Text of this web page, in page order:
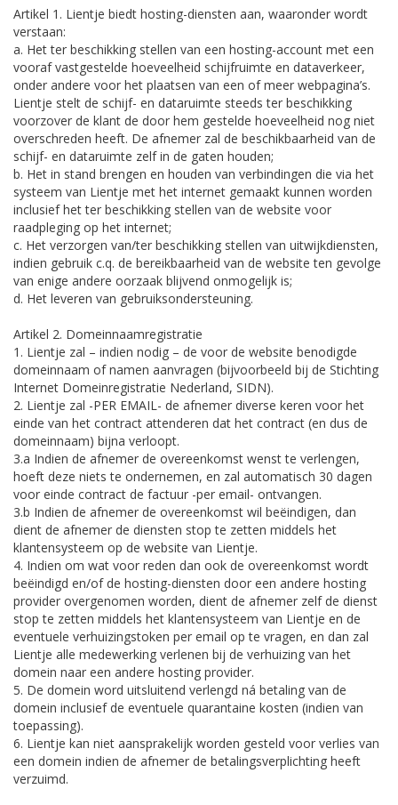
Artikel 1. Lientje biedt hosting-diensten aan, waaronder wordt
verstaan:
a. Het ter beschikking stellen van een hosting-account met een
vooraf vastgestelde hoeveelheid schijfruimte en dataverkeer,
onder andere voor het plaatsen van een of meer webpagina’s.
Lientje stelt de schijf- en dataruimte steeds ter beschikking
voorzover de klant de door hem gestelde hoeveelheid nog niet
overschreden heeft. De afnemer zal de beschikbaarheid van de
schijf- en dataruimte zelf in de gaten houden;
b. Het in stand brengen en houden van verbindingen die via het
systeem van Lientje met het internet gemaakt kunnen worden
inclusief het ter beschikking stellen van de website voor
raadpleging op het internet;
c. Het verzorgen van/ter beschikking stellen van uitwijkdiensten,
indien gebruik c.q. de bereikbaarheid van de website ten gevolge
van enige andere oorzaak blijvend onmogelijk is;
d. Het leveren van gebruiksondersteuning.
Artikel 2. Domeinnaamregistratie
1. Lientje zal – indien nodig – de voor de website benodigde
domeinnaam of namen aanvragen (bijvoorbeeld bij de Stichting
Internet Domeinregistratie Nederland, SIDN).
2. Lientje zal -PER EMAIL- de afnemer diverse keren voor het
einde van het contract attenderen dat het contract (en dus de
domeinnaam) bijna verloopt.
3.a Indien de afnemer de overeenkomst wenst te verlengen,
hoeft deze niets te ondernemen, en zal automatisch 30 dagen
voor einde contract de factuur -per email- ontvangen.
3.b Indien de afnemer de overeenkomst wil beëindigen, dan
dient de afnemer de diensten stop te zetten middels het
klantensysteem op de website van Lientje.
4. Indien om wat voor reden dan ook de overeenkomst wordt
beëindigd en/of de hosting-diensten door een andere hosting
provider overgenomen worden, dient de afnemer zelf de dienst
stop te zetten middels het klantensysteem van Lientje en de
eventuele verhuizingstoken per email op te vragen, en dan zal
Lientje alle medewerking verlenen bij de verhuizing van het
domein naar een andere hosting provider.
5. De domein word uitsluitend verlengd ná betaling van de
domein inclusief de eventuele quarantaine kosten (indien van
toepassing).
6. Lientje kan niet aansprakelijk worden gesteld voor verlies van
een domein indien de afnemer de betalingsverplichting heeft
verzuimd.